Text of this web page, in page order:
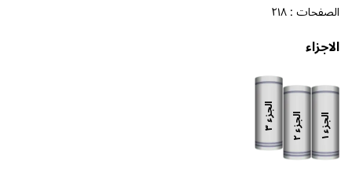
الصفحات :٢١٨
الاجزاء
الجزء
١
الجزء
٢
الجزء
٣